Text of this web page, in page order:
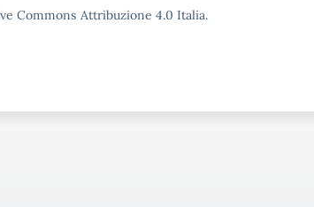
Commons Attribuzione 4.0 Italia.